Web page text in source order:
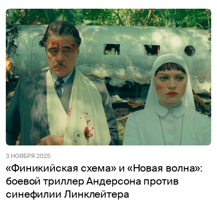
3 НОЯБРЯ 2025
«Финикийская схема» и «Новая волна»:
боевой триллер Андерсона против
синефилии Линклейтера